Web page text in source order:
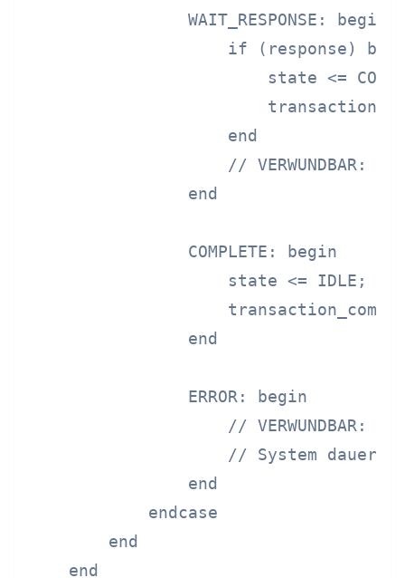
                WAIT_RESPONSE: begin
if (response)
state <=
                    end
// VERWUNDBAR:
                end
                COMPLETE: begin
                    state <= IDLE;
                end
                ERROR: begin
// VERWUNDBAR:
// System
                end
            endcase
        end
    end